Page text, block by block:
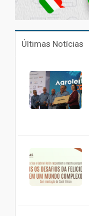
Últimas Notícias